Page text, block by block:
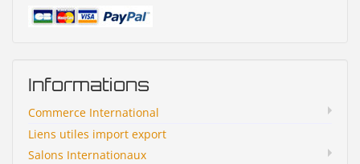
Informations
Commerce International
Liens utiles import export
Salons Internationaux